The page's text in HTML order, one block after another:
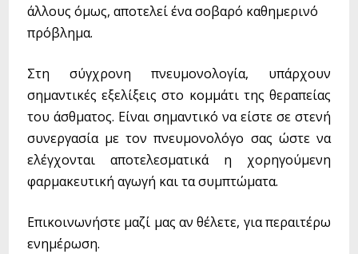
Παθήσεις
Καρκίνος Πνεύμονα
Χρόνια Αποφρακτική Πνευμονοπάθεια
Σύνδρομο Απνοιών κατά τον ύπνο
Σαρκοείδωση
Διάμεσες πνευμονοπάθειες - Ίνωση
Νέα
Επικοινωνία
άλλους όμως, αποτελεί ένα σοβαρό καθημερινό
πρόβλημα.
Στη σύγχρονη πνευμονολογία, υπάρχουν
σημαντικές εξελίξεις στο κομμάτι της θεραπείας
του άσθματος. Είναι σημαντικό να είστε σε στενή
συνεργασία με τον πνευμονολόγο σας ώστε να
ελέγχονται αποτελεσματικά η χορηγούμενη
φαρμακευτική αγωγή και τα συμπτώματα.
Επικοινωνήστε μαζί μας αν θέλετε, για περαιτέρω
ενημέρωση.